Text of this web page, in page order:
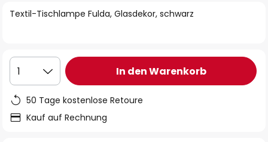
Textil-Tischlampe Fulda, Glasdekor, schwarz
1 In den Warenkorb
50 Tage kostenlose Retoure
Kauf auf Rechnung